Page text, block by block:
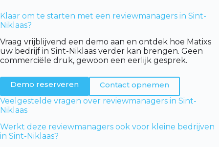
Klaar om te starten met een reviewmanagers in Sint-
Niklaas?
Vraag vrijblijvend een demo aan en ontdek hoe Matixs
uw bedrijf in Sint-Niklaas verder kan brengen. Geen
commerciële druk, gewoon een eerlijk gesprek.
Demo reserveren
Contact opnemen
Veelgestelde vragen over reviewmanagers in Sint-
Niklaas
Werkt deze reviewmanagers ook voor kleine bedrijven
in Sint-Niklaas?